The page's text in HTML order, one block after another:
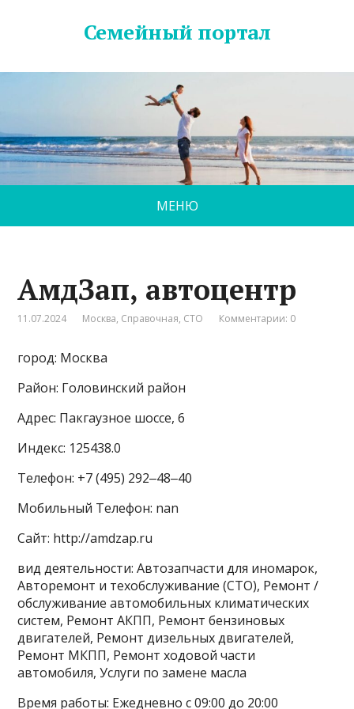
Семейный портал
МЕНЮ
АмдЗап, автоцентр
11.07.2024 Москва, Справочная, СТО Комментарии: 0
город: Москва
Район: Головинский район
Адрес: Пакгаузное шоссе, 6
Индекс: 125438.0
Телефон: +7 (495) 292‒48‒40
Мобильный Телефон: nan
Сайт: http://amdzap.ru
вид деятельности: Автозапчасти для иномарок,
Авторемонт и техобслуживание (СТО), Ремонт /
обслуживание автомобильных климатических
систем, Ремонт АКПП, Ремонт бензиновых
двигателей, Ремонт дизельных двигателей,
Ремонт МКПП, Ремонт ходовой части
автомобиля, Услуги по замене масла
Время работы: Ежедневно с 09:00 до 20:00